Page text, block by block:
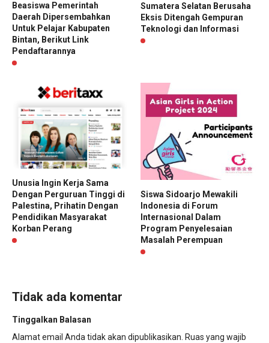
Beasiswa Pemerintah
Daerah Dipersembahkan
Untuk Pelajar Kabupaten
Bintan, Berikut Link
Pendaftarannya
Sumatera Selatan Berusaha
Eksis Ditengah Gempuran
Teknologi dan Informasi
Unusia Ingin Kerja Sama
Dengan Perguruan Tinggi di
Palestina, Prihatin Dengan
Pendidikan Masyarakat
Korban Perang
Siswa Sidoarjo Mewakili
Indonesia di Forum
Internasional Dalam
Program Penyelesaian
Masalah Perempuan
Tidak ada komentar
Tinggalkan Balasan
Alamat email Anda tidak akan dipublikasikan. Ruas yang wajib